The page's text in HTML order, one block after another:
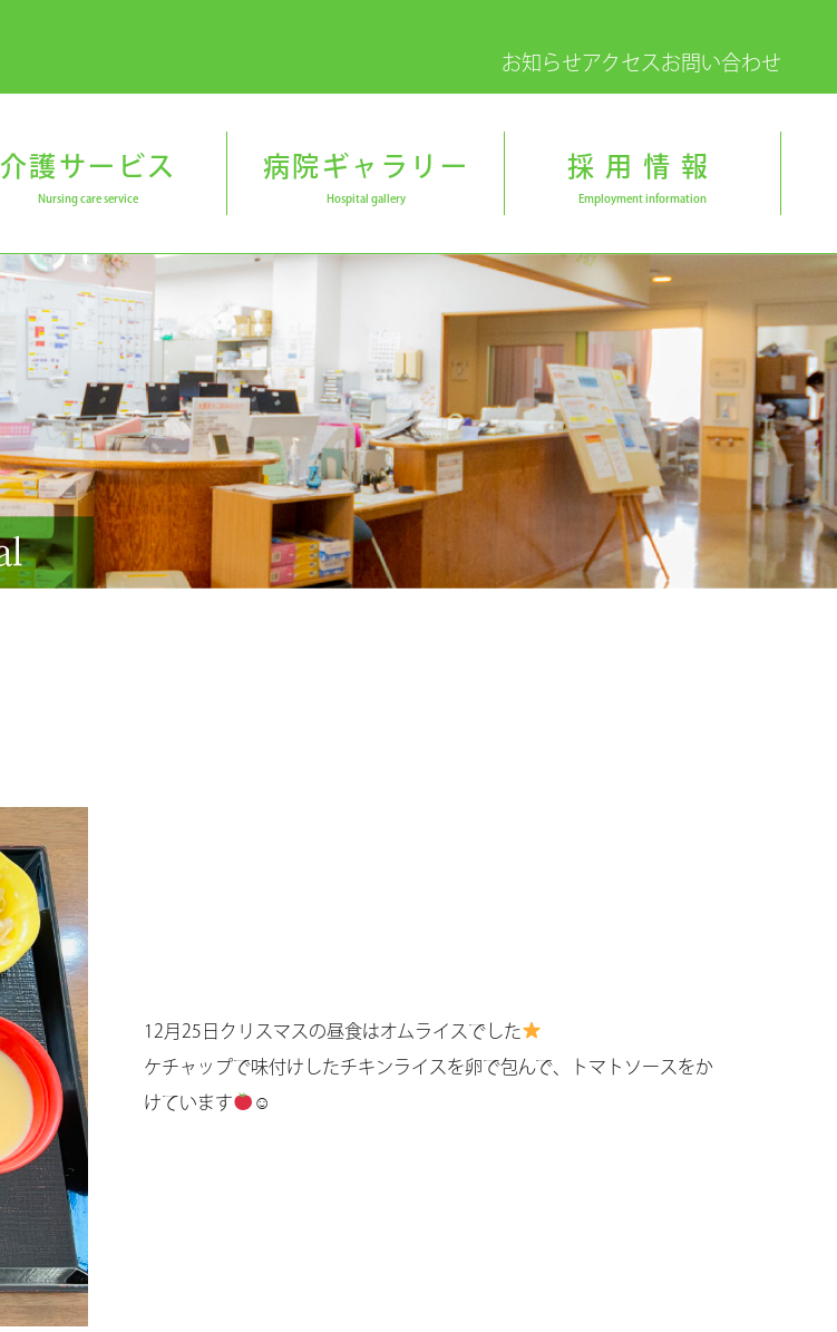
お知らせアクセス お問い合わせ
介護サービス
Nursing care service
病院ギャラリー
Hospital gallery
採用情報
Employment information
12月25日クリスマスの昼食はオムライスでした
ケチャップで味付けしたチキンライスを卵で包んで、トマトソースをか
けています
☺